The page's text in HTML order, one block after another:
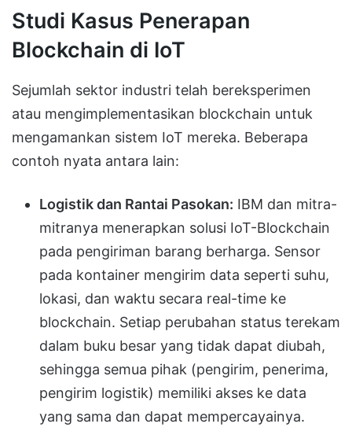
Studi Kasus Penerapan
Blockchain di IoT
Sejumlah sektor industri telah bereksperimen
atau mengimplementasikan blockchain untuk
mengamankan sistem IoT mereka. Beberapa
contoh nyata antara lain:
Logistik dan Rantai Pasokan: IBM dan mitra-
mitranya menerapkan solusi IoT-Blockchain
pada pengiriman barang berharga. Sensor
pada kontainer mengirim data seperti suhu,
lokasi, dan waktu secara real-time ke
blockchain. Setiap perubahan status terekam
dalam buku besar yang tidak dapat diubah,
sehingga semua pihak (pengirim, penerima,
pengirim logistik) memiliki akses ke data
yang sama dan dapat mempercayainya.